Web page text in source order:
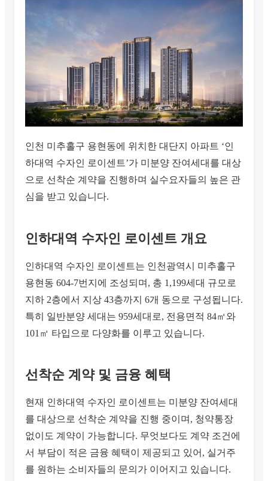
인천 미추홀구 용현동에 위치한 대단지 아파트 ‘인
하대역 수자인 로이센트’가 미분양 잔여세대를 대상
으로 선착순 계약을 진행하며 실수요자들의 높은 관
심을 받고 있습니다.
인하대역 수자인 로이센트 개요
인하대역 수자인 로이센트는 인천광역시 미추홀구
용현동 604-7번지에 조성되며, 총 1,199세대 규모로
지하 2층에서 지상 43층까지 6개 동으로 구성됩니다.
특히 일반분양 세대는 959세대로, 전용면적 84㎡와
101㎡ 타입으로 다양화를 이루고 있습니다.
선착순 계약 및 금융 혜택
현재 인하대역 수자인 로이센트는 미분양 잔여세대
를 대상으로 선착순 계약을 진행 중이며, 청약통장
없이도 계약이 가능합니다. 무엇보다도 계약 조건에
서 부담이 적은 금융 혜택이 제공되고 있어, 실거주
를 원하는 소비자들의 문의가 이어지고 있습니다.